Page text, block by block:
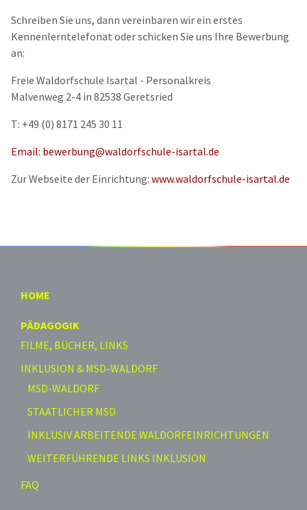
Schreiben Sie uns, dann vereinbaren wir ein erstes
Kennenlerntelefonat oder schicken Sie uns Ihre Bewerbung
an:
Freie Waldorfschule Isartal - Personalkreis
Malvenweg 2-4 in 82538 Geretsried
T: +49 (0) 8171 245 30 11
Email: bewerbung@waldorfschule-isartal.de
Zur Webseite der Einrichtung: www.waldorfschule-isartal.de
HOME
PÄDAGOGIK
FILME, BÜCHER, LINKS
INKLUSION & MSD-WALDORF
MSD-WALDORF
STAATLICHER MSD
INKLUSIV ARBEITENDE WALDORFEINRICHTUNGEN
WEITERFÜHRENDE LINKS INKLUSION
FAQ